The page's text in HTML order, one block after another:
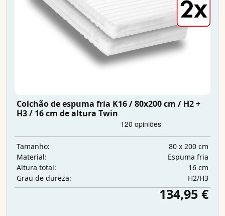
Colchão de espuma fria K16 / 80x200 cm / H2 +
H3 / 16 cm de altura Twin
Tamanho:
80 x 200 cm
Material:
Espuma fria
Altura total:
16 cm
Grau de dureza:
H2/H3
134,95 €